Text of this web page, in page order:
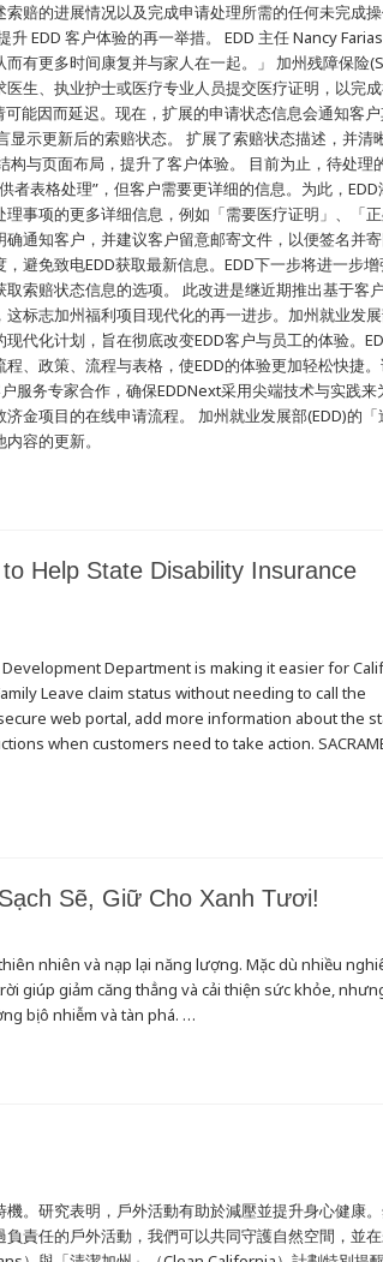
赔的进展情况以及完成申请处理所需的任何未完成
EDD 客户体验的再一举措。 EDD 主任 Nancy Farias
而有更多时间康复并与家人在一起。」 加州残障保险
生、执业护士或医疗专业人员提交医疗证明，以完
能因而延迟。现在，扩展的申请状态信息会通知客
示更新后的索赔状态。 扩展了索赔状态描述，并清
与页面布局，提升了客户体验。 目前为止，待处理
者表格处理”，但客户需要更详细的信息。为此，EDD
事项的更多详细信息，例如「需要医疗证明」、「
通知客户，并建议客户留意邮寄文件，以便签名并
避免致电EDD获取最新信息。EDD下一步将进一步增
索赔状态信息的选项。 此改进是继近期推出基于客
标志加州福利项目现代化的再一进步。加州就业发展
代化计划，旨在彻底改变EDD客户与员工的体验。
、政策、流程与表格，使EDD的体验更加轻松快捷
服务专家合作，确保EDDNext采用尖端技术与实践来
金项目的在线申请流程。 加州就业发展部(EDD)的「
容的更新。
Help State Disability Insurance
Department is making it easier for
Leave claim status without needing to call the
web portal, add more information about the
when customers need to take action.
Sẽ, Giữ Cho Xanh Tươi!
nhiên và nạp lại năng lượng. Mặc dù nhiều
giúp giảm căng thẳng và cải thiện sức khỏe,
bị ô nhiễm và tàn phá. …
。研究表明，戶外活動有助於減壓並提升身心健康。
責任的戶外活動，我們可以共同守護自然空間，並